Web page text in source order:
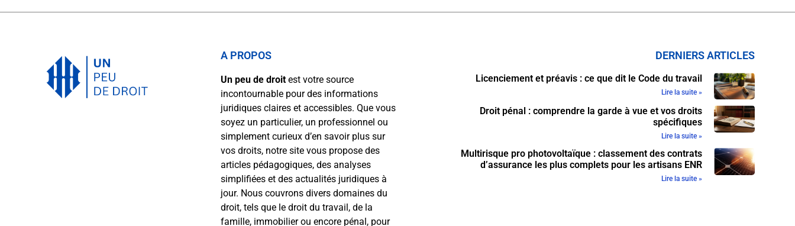
A PROPOS
Un peu de droitest votre source
incontournable pour des informations
juridiques claires et accessibles. Que vous
soyez un particulier, un professionnel ou
simplement curieux d’en savoir plus sur
vos droits, notre site vous propose des
articles pédagogiques, des analyses
simplifiées et des actualités juridiques à
jour. Nous couvrons divers domaines du
droit, tels que le droit du travail, de la
famille, immobilier ou encore pénal, pour
DERNIERS ARTICLES
Licenciement et préavis : ce que dit le Code du travail
Lire la suite »
Droit pénal : comprendre la garde à vue et vos droits
spécifiques
Lire la suite »
Multirisque pro photovoltaïque : classement des contrats
d’assurance les plus complets pour les artisans ENR
Lire la suite »